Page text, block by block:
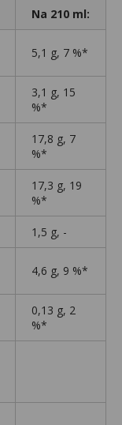
Na 210 ml:
5,1 g, 7 %*
3,1 g, 15
%*
17,8 g, 7
%*
17,3 g, 19
%*
1,5 g, -
4,6 g, 9 %*
0,13 g, 2
%*